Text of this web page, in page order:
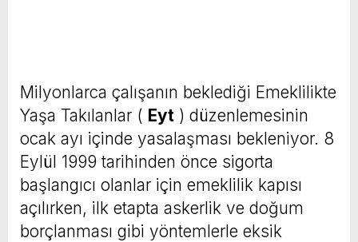
Milyonlarca çalışanın beklediği Emeklilikte
Yaşa Takılanlar ( Eyt ) düzenlemesinin
ocak ayı içinde yasalaşması bekleniyor. 8
Eylül 1999 tarihinden önce sigorta
başlangıcı olanlar için emeklilik kapısı
açılırken, ilk etapta askerlik ve doğum
borçlanması gibi yöntemlerle eksik